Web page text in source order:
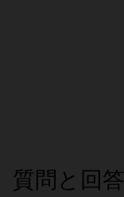
質問と回答